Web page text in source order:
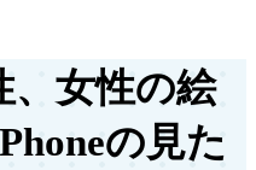
、女性の絵
の見た